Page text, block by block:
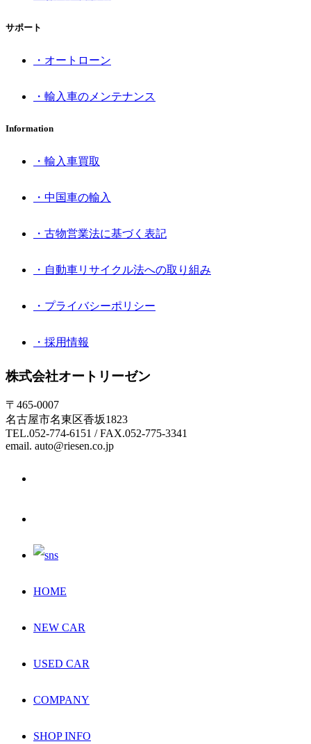
サポート
・オートローン
・輸入車のメンテナンス
Information
・輸入車買取
・中国車の輸入
・古物営業法に基づく表記
・自動車リサイクル法への取り組み
・プライバシーポリシー
・採用情報
株式会社オートリーゼン
〒465-0007
名古屋市名東区香坂1823
TEL.052-774-6151 / FAX.052-775-3341
email. auto@riesen.co.jp
HOME
NEW CAR
USED CAR
COMPANY
SHOP INFO